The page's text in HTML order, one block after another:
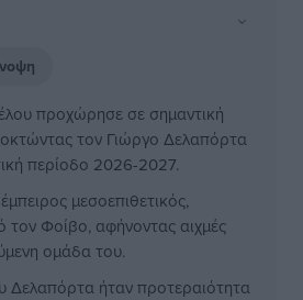
⌄
προχώρησε σε σημαντική
τον Γιώργο Δελαπόρτα
περίοδο 2026-2027.
μεσοεπιθετικός,
Φοίβο, αφήνοντας αιχμές
ομάδα του.
Δελαπόρτα ήταν προτεραιότητα